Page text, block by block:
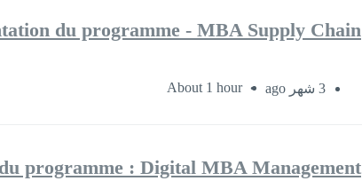
du programme - MBA Supply Chain
3 شهر ago About 1 hour
programme : Digital MBA Management